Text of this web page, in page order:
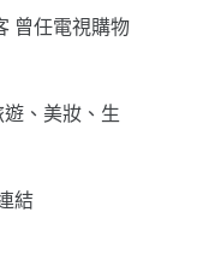
曾任電視購物
、美妝、生
結